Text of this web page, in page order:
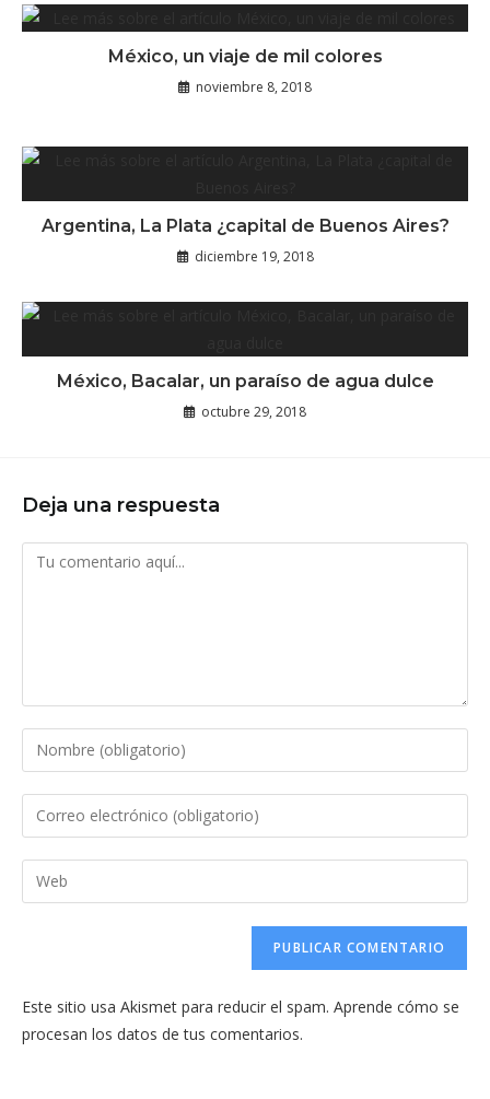
México, un viaje de mil colores
noviembre 8, 2018
Argentina, La Plata ¿capital de Buenos Aires?
diciembre 19, 2018
México, Bacalar, un paraíso de agua dulce
octubre 29, 2018
Deja una respuesta
Comentario
Introduce
tu
nombre
de
usuario
Introduce
tu
dirección
de
comentar
Introduce
la
web
(opcional)
Este sitio usa Akismet para reducir el spam. Aprende cómo se
procesan los datos de tus comentarios.